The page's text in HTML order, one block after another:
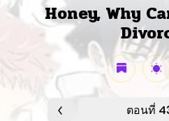
Honey, Why
ตอนที่